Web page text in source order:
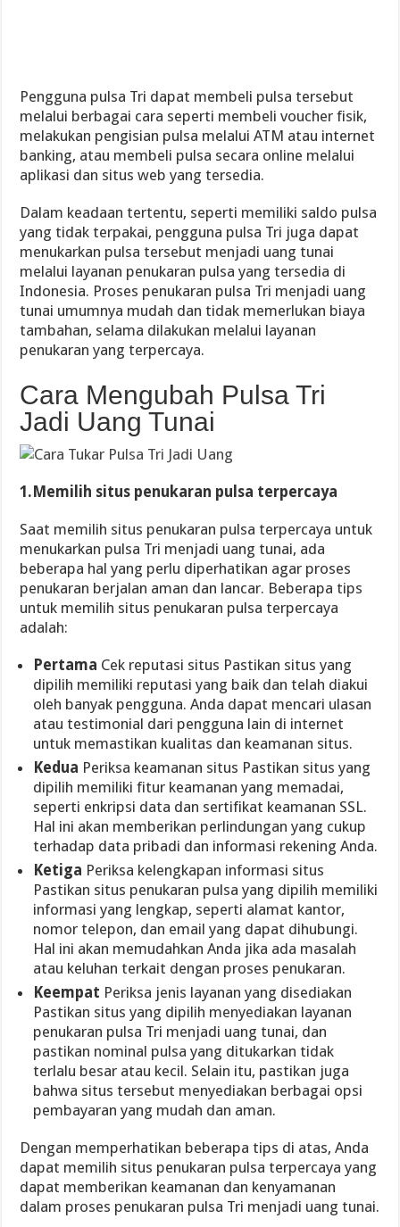
Pengguna pulsa Tri dapat membeli pulsa tersebut
melalui berbagai cara seperti membeli voucher fisik,
melakukan pengisian pulsa melalui ATM atau internet
banking, atau membeli pulsa secara online melalui
aplikasi dan situs web yang tersedia.
Dalam keadaan tertentu, seperti memiliki saldo pulsa
yang tidak terpakai, pengguna pulsa Tri juga dapat
menukarkan pulsa tersebut menjadi uang tunai
melalui layanan penukaran pulsa yang tersedia di
Indonesia. Proses penukaran pulsa Tri menjadi uang
tunai umumnya mudah dan tidak memerlukan biaya
tambahan, selama dilakukan melalui layanan
penukaran yang terpercaya.
Cara Mengubah Pulsa Tri
Jadi Uang Tunai
1.Memilih situs penukaran pulsa terpercaya
Saat memilih situs penukaran pulsa terpercaya untuk
menukarkan pulsa Tri menjadi uang tunai, ada
beberapa hal yang perlu diperhatikan agar proses
penukaran berjalan aman dan lancar. Beberapa tips
untuk memilih situs penukaran pulsa terpercaya
adalah:
Pertama Cek reputasi situs Pastikan situs yang
dipilih memiliki reputasi yang baik dan telah diakui
oleh banyak pengguna. Anda dapat mencari ulasan
atau testimonial dari pengguna lain di internet
untuk memastikan kualitas dan keamanan situs.
Kedua Periksa keamanan situs Pastikan situs yang
dipilih memiliki fitur keamanan yang memadai,
seperti enkripsi data dan sertifikat keamanan SSL.
Hal ini akan memberikan perlindungan yang cukup
terhadap data pribadi dan informasi rekening Anda.
Ketiga Periksa kelengkapan informasi situs
Pastikan situs penukaran pulsa yang dipilih memiliki
informasi yang lengkap, seperti alamat kantor,
nomor telepon, dan email yang dapat dihubungi.
Hal ini akan memudahkan Anda jika ada masalah
atau keluhan terkait dengan proses penukaran.
Keempat Periksa jenis layanan yang disediakan
Pastikan situs yang dipilih menyediakan layanan
penukaran pulsa Tri menjadi uang tunai, dan
pastikan nominal pulsa yang ditukarkan tidak
terlalu besar atau kecil. Selain itu, pastikan juga
bahwa situs tersebut menyediakan berbagai opsi
pembayaran yang mudah dan aman.
Dengan memperhatikan beberapa tips di atas, Anda
dapat memilih situs penukaran pulsa terpercaya yang
dapat memberikan keamanan dan kenyamanan
dalam proses penukaran pulsa Tri menjadi uang tunai.